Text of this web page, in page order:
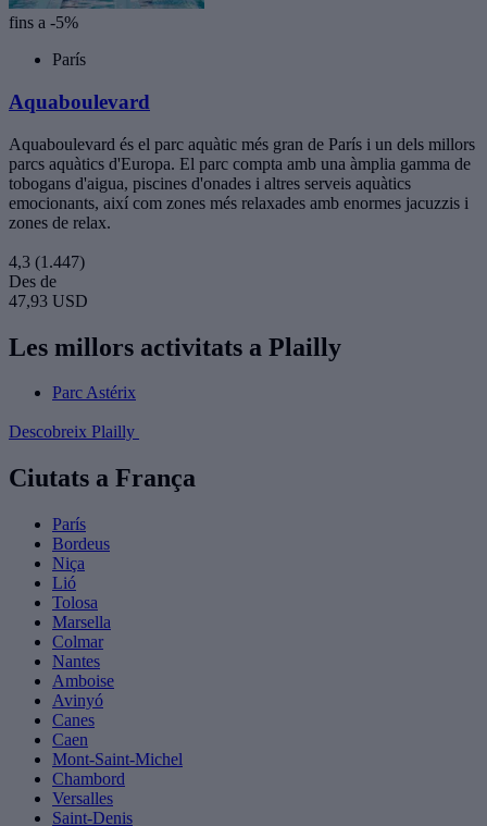
fins a -5%
París
Aquaboulevard
Aquaboulevard és el parc aquàtic més gran de París i un dels millors
parcs aquàtics d'Europa. El parc compta amb una àmplia gamma de
tobogans d'aigua, piscines d'onades i altres serveis aquàtics
emocionants, així com zones més relaxades amb enormes jacuzzis i
zones de relax.
4,3 (1.447)
Des de
47,93 USD
Les millors activitats a Plailly
Parc Astérix
Descobreix Plailly
Ciutats a França
París
Bordeus
Niça
Lió
Tolosa
Marsella
Colmar
Nantes
Amboise
Avinyó
Canes
Caen
Mont-Saint-Michel
Chambord
Versalles
Saint-Denis